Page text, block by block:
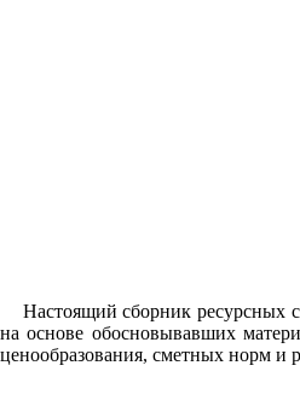
Настоящий сборник ресурсных
на основе обосновывавших
ценообразования, сметных норм и